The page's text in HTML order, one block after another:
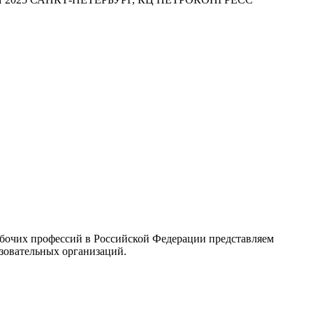
профессий в Российской Федерации представляем
организаций.